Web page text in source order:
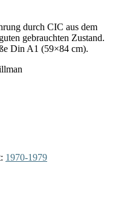
durch CIC aus dem
gebrauchten Zustand.
Din A1 (59×84 cm).
1970-1979